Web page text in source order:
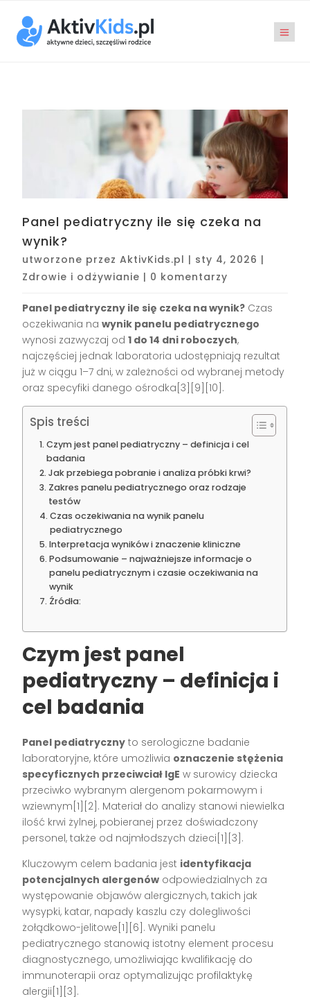
Panel pediatryczny ile się czeka na
wynik?
utworzone przezAktivKids.pl | sty 4, 2026 |
Zdrowie i odżywianie | 0 komentarzy
Panel pediatryczny ile się czeka na wynik? Czas
oczekiwania nawynik panelu pediatrycznego
wynosi zazwyczaj od1 do 14 dni roboczych,
najczęściej jednak laboratoria udostępniają rezultat
już w ciągu 1–7 dni, w zależności od wybranej metody
oraz specyfiki danego ośrodka[3][9][10].
Spis treści
Czym jest panel pediatryczny – definicja i cel
badania
Jak przebiega pobranie i analiza próbki krwi?
Zakres panelu pediatrycznego oraz rodzaje
testów
Czas oczekiwania na wynik panelu
pediatrycznego
Interpretacja wyników i znaczenie kliniczne
Podsumowanie – najważniejsze informacje o
panelu pediatrycznym i czasie oczekiwania na
wynik
Źródła:
Czym jest panel
pediatryczny – definicja i
cel badania
Panel pediatryczny to serologiczne badanie
laboratoryjne, które umożliwia oznaczenie stężenia
specyficznych przeciwciał IgE w surowicy dziecka
przeciwko wybranym alergenom pokarmowym i
wziewnym[1][2]. Materiał do analizy stanowi niewielka
ilość krwi żylnej, pobieranej przez doświadczony
personel, także od najmłodszych dzieci[1][3].
Kluczowym celem badania jest identyfikacja
potencjalnych alergenów odpowiedzialnych za
występowanie objawów alergicznych, takich jak
wysypki, katar, napady kaszlu czy dolegliwości
żołądkowo-jelitowe[1][6]. Wyniki panelu
pediatrycznego stanowią istotny element procesu
diagnostycznego, umożliwiając kwalifikację do
immunoterapii oraz optymalizując profilaktykę
alergii[1][3].